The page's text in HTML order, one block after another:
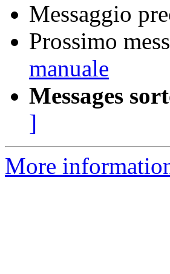
Messaggio
Prossimo
manuale
Messages
]
More